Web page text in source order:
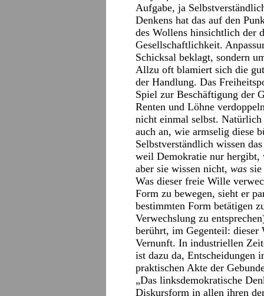
Aufgabe, ja
Denkens hat das auf den
des Wollens hinsichtlich der
Gesellschaftlichkeit.
Schicksal beklagt, sondern
Allzu oft blamiert sich die
der Handlung. Das
Spiel zur Beschäftigung der
Renten und Löhne
nicht einmal selbst.
auch an, wie armselig diese
Selbstverständlich wissen
weil Demokratie nur hergibt,
aber sie wissen nicht, was
Was dieser freie Wille
Form zu bewegen, sieht er
bestimmten Form betätigen
Verwechslung zu
berührt, im Gegenteil:
Vernunft. In industriellen
ist dazu da, Entscheidungen
praktischen Akte der
„Das linksdemokratische
Diskursform in allen ihren